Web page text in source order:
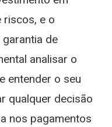
riscos, e o
de
analisar o
entender o seu
qualquer decisão
nos pagamentos